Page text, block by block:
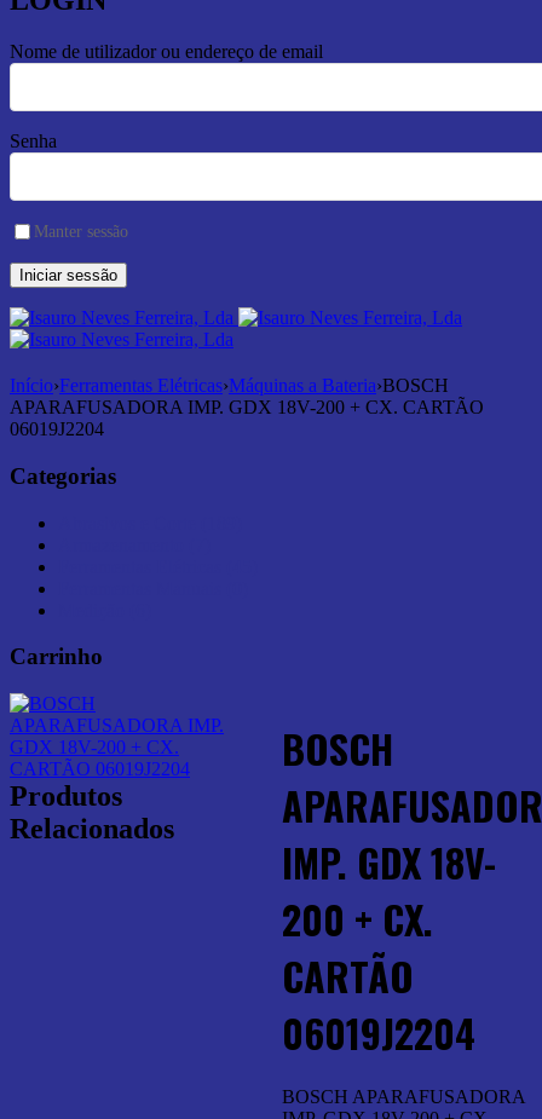
Nome de utilizador ou endereço de email
Senha
Manter sessão
Início›Ferramentas Elétricas›Máquinas a Bateria›BOSCH
APARAFUSADORA IMP. GDX 18V-200 + CX. CARTÃO
06019J2204
Categorias
Carrinho
BOSCH
IMP. GDX 18V-
200 + CX.
CARTÃO
06019J2204
BOSCH APARAFUSADORA
Produtos
Relacionados